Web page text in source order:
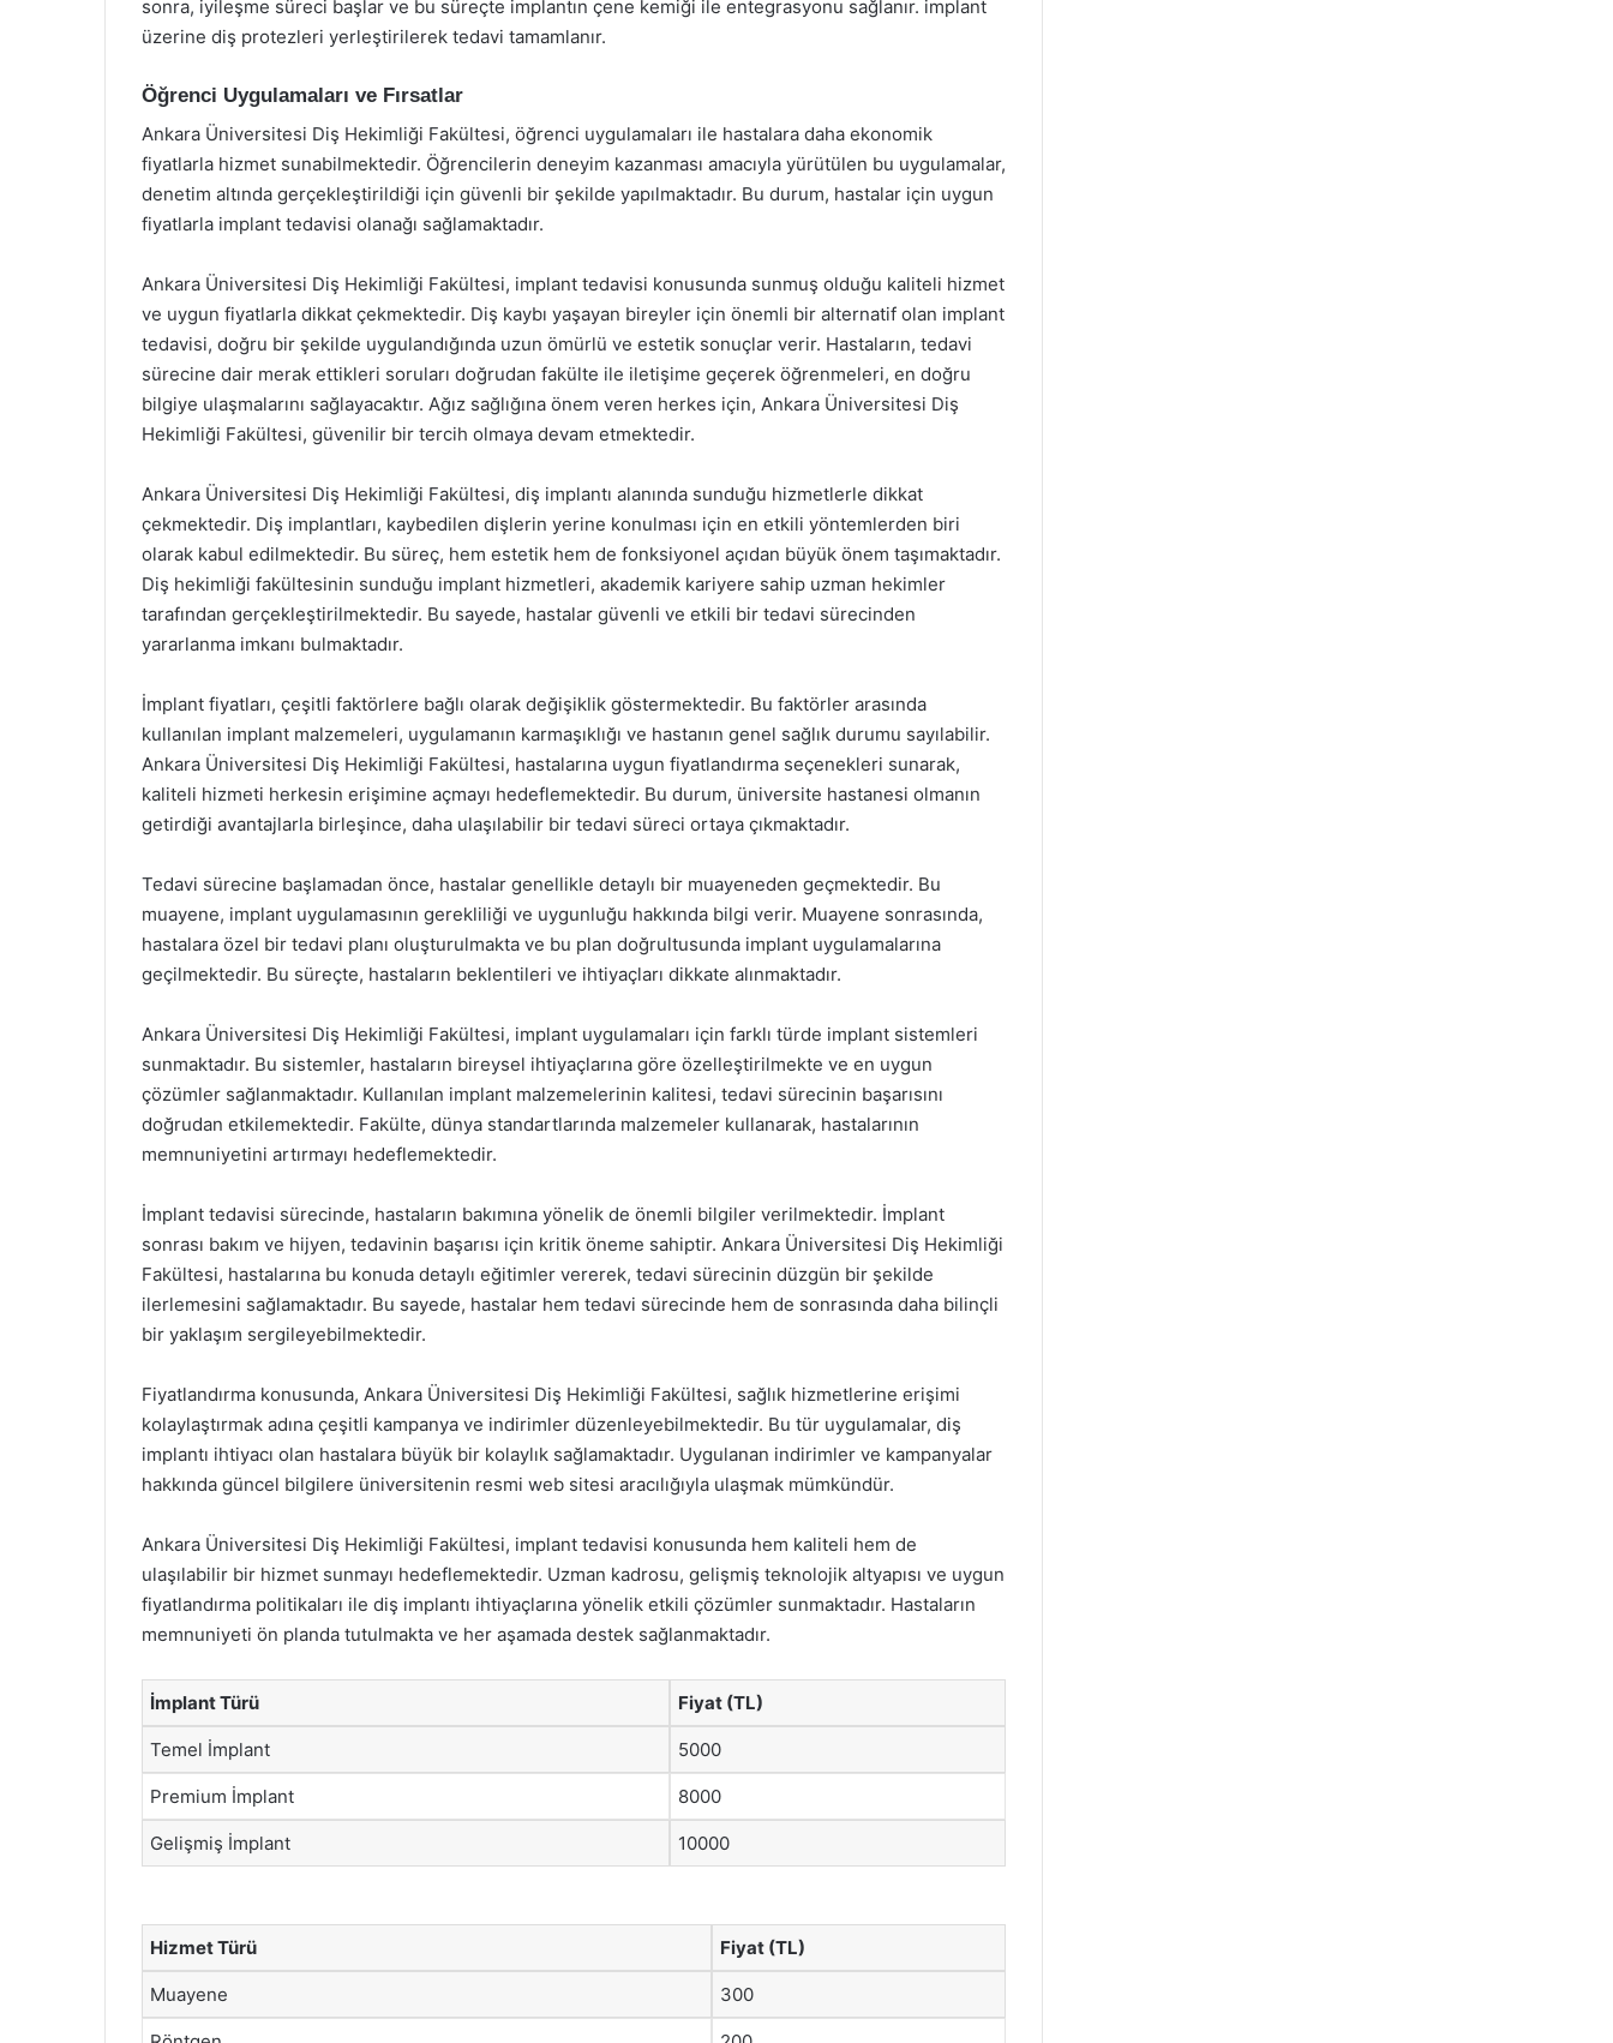
sonra, iyileşme süreci başlar ve bu süreçte implantın çene kemiği ile entegrasyonu sağlanır. implant
üzerine diş protezleri yerleştirilerek tedavi tamamlanır.
Öğrenci Uygulamaları ve Fırsatlar
Ankara Üniversitesi Diş Hekimliği Fakültesi, öğrenci uygulamaları ile hastalara daha ekonomik
fiyatlarla hizmet sunabilmektedir. Öğrencilerin deneyim kazanması amacıyla yürütülen bu uygulamalar,
denetim altında gerçekleştirildiği için güvenli bir şekilde yapılmaktadır. Bu durum, hastalar için uygun
fiyatlarla implant tedavisi olanağı sağlamaktadır.
Ankara Üniversitesi Diş Hekimliği Fakültesi, implant tedavisi konusunda sunmuş olduğu kaliteli hizmet
ve uygun fiyatlarla dikkat çekmektedir. Diş kaybı yaşayan bireyler için önemli bir alternatif olan implant
tedavisi, doğru bir şekilde uygulandığında uzun ömürlü ve estetik sonuçlar verir. Hastaların, tedavi
sürecine dair merak ettikleri soruları doğrudan fakülte ile iletişime geçerek öğrenmeleri, en doğru
bilgiye ulaşmalarını sağlayacaktır. Ağız sağlığına önem veren herkes için, Ankara Üniversitesi Diş
Hekimliği Fakültesi, güvenilir bir tercih olmaya devam etmektedir.
Ankara Üniversitesi Diş Hekimliği Fakültesi, diş implantı alanında sunduğu hizmetlerle dikkat
çekmektedir. Diş implantları, kaybedilen dişlerin yerine konulması için en etkili yöntemlerden biri
olarak kabul edilmektedir. Bu süreç, hem estetik hem de fonksiyonel açıdan büyük önem taşımaktadır.
Diş hekimliği fakültesinin sunduğu implant hizmetleri, akademik kariyere sahip uzman hekimler
tarafından gerçekleştirilmektedir. Bu sayede, hastalar güvenli ve etkili bir tedavi sürecinden
yararlanma imkanı bulmaktadır.
İmplant fiyatları, çeşitli faktörlere bağlı olarak değişiklik göstermektedir. Bu faktörler arasında
kullanılan implant malzemeleri, uygulamanın karmaşıklığı ve hastanın genel sağlık durumu sayılabilir.
Ankara Üniversitesi Diş Hekimliği Fakültesi, hastalarına uygun fiyatlandırma seçenekleri sunarak,
kaliteli hizmeti herkesin erişimine açmayı hedeflemektedir. Bu durum, üniversite hastanesi olmanın
getirdiği avantajlarla birleşince, daha ulaşılabilir bir tedavi süreci ortaya çıkmaktadır.
Tedavi sürecine başlamadan önce, hastalar genellikle detaylı bir muayeneden geçmektedir. Bu
muayene, implant uygulamasının gerekliliği ve uygunluğu hakkında bilgi verir. Muayene sonrasında,
hastalara özel bir tedavi planı oluşturulmakta ve bu plan doğrultusunda implant uygulamalarına
geçilmektedir. Bu süreçte, hastaların beklentileri ve ihtiyaçları dikkate alınmaktadır.
Ankara Üniversitesi Diş Hekimliği Fakültesi, implant uygulamaları için farklı türde implant sistemleri
sunmaktadır. Bu sistemler, hastaların bireysel ihtiyaçlarına göre özelleştirilmekte ve en uygun
çözümler sağlanmaktadır. Kullanılan implant malzemelerinin kalitesi, tedavi sürecinin başarısını
doğrudan etkilemektedir. Fakülte, dünya standartlarında malzemeler kullanarak, hastalarının
memnuniyetini artırmayı hedeflemektedir.
İmplant tedavisi sürecinde, hastaların bakımına yönelik de önemli bilgiler verilmektedir. İmplant
sonrası bakım ve hijyen, tedavinin başarısı için kritik öneme sahiptir. Ankara Üniversitesi Diş Hekimliği
Fakültesi, hastalarına bu konuda detaylı eğitimler vererek, tedavi sürecinin düzgün bir şekilde
ilerlemesini sağlamaktadır. Bu sayede, hastalar hem tedavi sürecinde hem de sonrasında daha bilinçli
bir yaklaşım sergileyebilmektedir.
Fiyatlandırma konusunda, Ankara Üniversitesi Diş Hekimliği Fakültesi, sağlık hizmetlerine erişimi
kolaylaştırmak adına çeşitli kampanya ve indirimler düzenleyebilmektedir. Bu tür uygulamalar, diş
implantı ihtiyacı olan hastalara büyük bir kolaylık sağlamaktadır. Uygulanan indirimler ve kampanyalar
hakkında güncel bilgilere üniversitenin resmi web sitesi aracılığıyla ulaşmak mümkündür.
Ankara Üniversitesi Diş Hekimliği Fakültesi, implant tedavisi konusunda hem kaliteli hem de
ulaşılabilir bir hizmet sunmayı hedeflemektedir. Uzman kadrosu, gelişmiş teknolojik altyapısı ve uygun
fiyatlandırma politikaları ile diş implantı ihtiyaçlarına yönelik etkili çözümler sunmaktadır. Hastaların
memnuniyeti ön planda tutulmakta ve her aşamada destek sağlanmaktadır.
İmplant Türü Fiyat (TL)
Temel İmplant 5000
Premium İmplant 8000
Gelişmiş İmplant 10000
Hizmet Türü Fiyat (TL)
Muayene 300